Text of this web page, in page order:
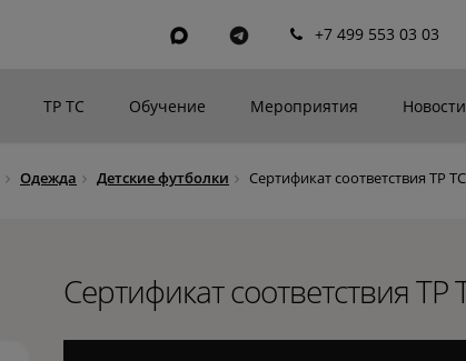
+7 499 553 03 03
ТР ТС Обучение Мероприятия Новости
Одежда Детские футболки Сертификат соответствия ТР
Сертификат соответствия ТР